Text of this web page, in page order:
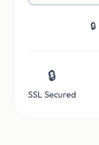
🔒
🔒
SSL Secured